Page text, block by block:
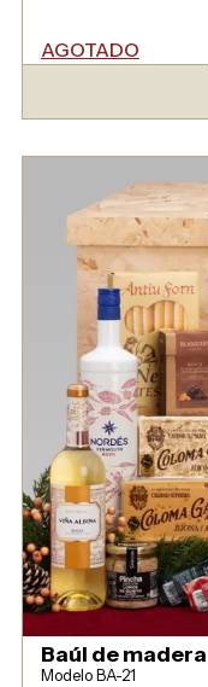
AGOTADO
Baúl de madera
Modelo BA-21